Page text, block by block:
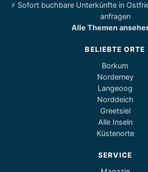
⚡ Sofort buchbare Unterkünfte in
anfragen
Alle Themen
BELIEBTE ORTE
Borkum
Norderney
Langeoog
Norddeich
Greetsiel
Alle Inseln
Küstenorte
SERVICE